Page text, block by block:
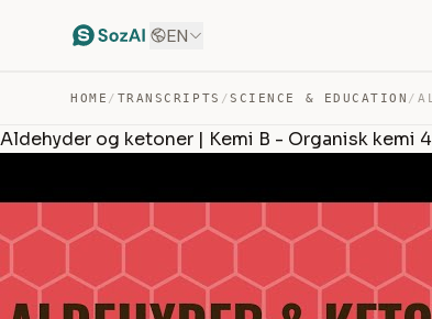
EN
HOME / TRANSCRIPTS /SCIENCE & EDUCATION /
Aldehyder og ketoner | Kemi B - Organisk kemi 4